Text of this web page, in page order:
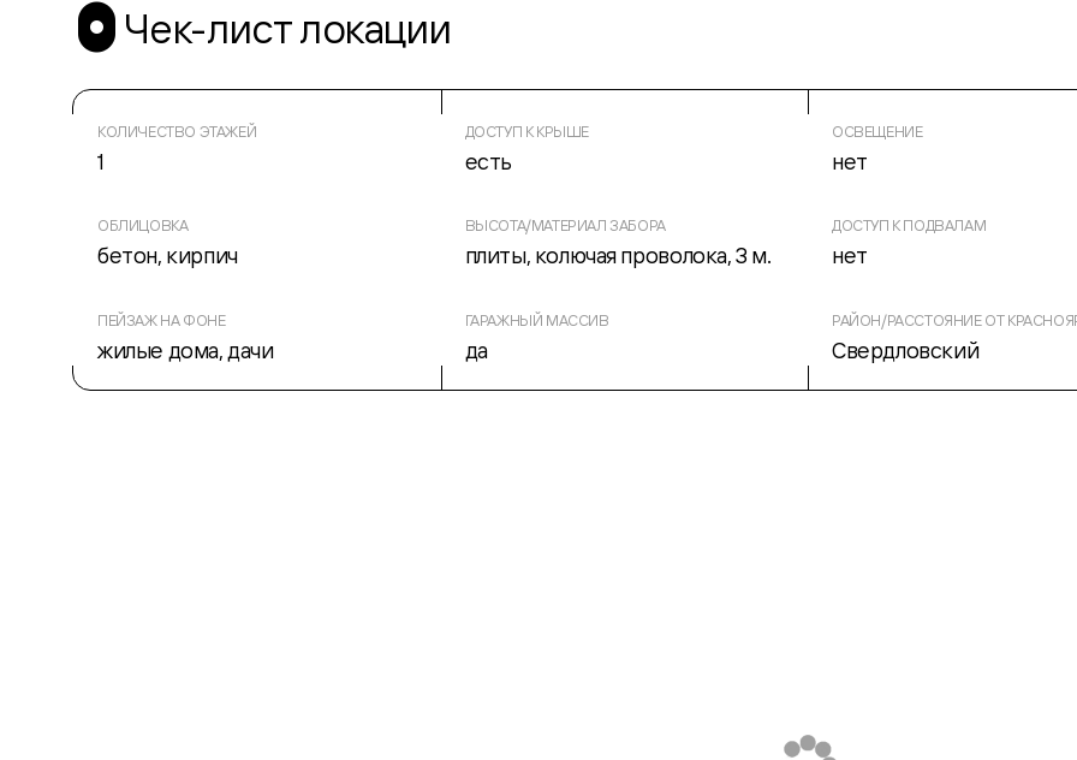
Чек-лист локации
КОЛИЧЕСТВО ЭТАЖЕЙ
1
ОБЛИЦОВКА
бетон, кирпич
ПЕЙЗАЖ НА ФОНЕ
жилые дома, дачи
ДОСТУП К КРЫШЕ
есть
ВЫСОТА/МАТЕРИАЛ ЗАБОРА
плиты, колючая проволока, 3 м.
ГАРАЖНЫЙ МАССИВ
да
ОСВЕЩЕНИЕ
нет
ДОСТУП К ПОДВАЛАМ
нет
РАЙОН/РАССТОЯНИЕ ОТ
Свердловский